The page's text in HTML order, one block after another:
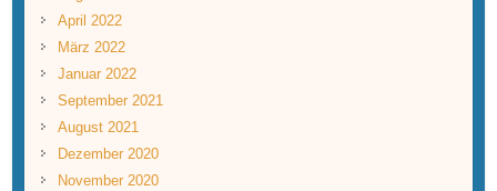
April 2022
März 2022
Januar 2022
September 2021
August 2021
Dezember 2020
November 2020